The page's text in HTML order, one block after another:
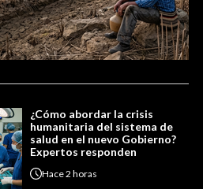
¿Cómo abordar la crisis
humanitaria del sistema de
salud en el nuevo Gobierno?
Expertos responden
Hace2 horas